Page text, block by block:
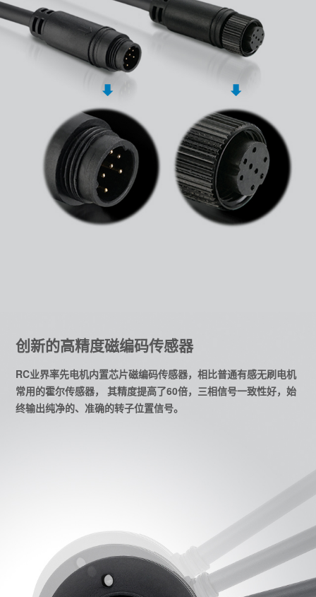
创新的高精度磁编码传感器
RC业界率先电机内置芯片磁编码传感器，相比普通有感无刷电机
常用的霍尔传感器， 其精度提高了60倍，三相信号一致性好，始
终输出纯净的、准确的转子位置信号。